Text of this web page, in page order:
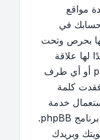
مواقع
في
بحرص وتحت
لها علاقة
بـ”منتديات مجلس العود“ أو phpBB أو أي طرف
كلمة
خدمة
”فقدت كلمة المرور“ المقدمة من برنامج phpBB.
وبريدك